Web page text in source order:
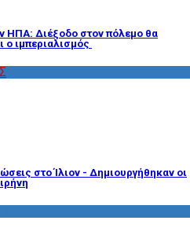
ΗΠΑ: Διέξοδο στον πόλεμο θα
ο ιμπεριαλισμός
στο Ίλιον - Δημιουργήθηκαν οι